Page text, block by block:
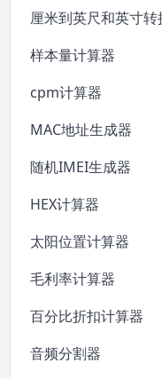
厘米到英尺和英寸转
样本量计算器
cpm计算器
MAC地址生成器
随机IMEI生成器
HEX计算器
太阳位置计算器
毛利率计算器
百分比折扣计算器
音频分割器